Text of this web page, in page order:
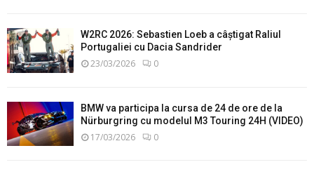
W2RC 2026: Sebastien Loeb a câștigat Raliul
Portugaliei cu Dacia Sandrider
23/03/2026 0
BMW va participa la cursa de 24 de ore de la
Nürburgring cu modelul M3 Touring 24H (VIDEO)
17/03/2026 0